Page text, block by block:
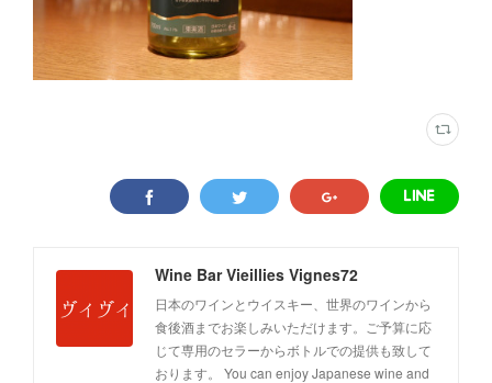
Wine Bar Vieillies Vignes72
日本のワインとウイスキー、世界のワインから
食後酒までお楽しみいただけます。ご予算に応
じて専用のセラーからボトルでの提供も致して
おります。 You can enjoy Japanese wine and